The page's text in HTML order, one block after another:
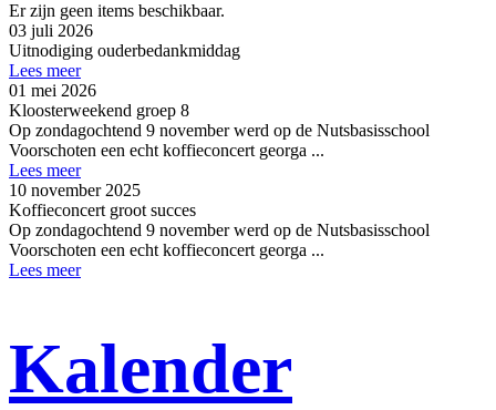
Er zijn geen items beschikbaar.
03 juli 2026
Uitnodiging ouderbedankmiddag
Lees meer
01 mei 2026
Kloosterweekend groep 8
Op zondagochtend 9 november werd op de Nutsbasisschool
Voorschoten een echt koffieconcert georga ...
Lees meer
10 november 2025
Koffieconcert groot succes
Op zondagochtend 9 november werd op de Nutsbasisschool
Voorschoten een echt koffieconcert georga ...
Lees meer
Kalender